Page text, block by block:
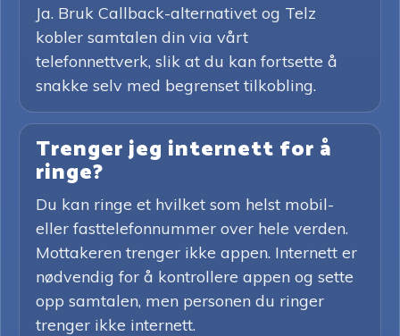
Ja. Bruk Callback-alternativet og Telz
kobler samtalen din via vårt
telefonnettverk, slik at du kan fortsette å
snakke selv med begrenset tilkobling.
Trenger jeg internett for å
ringe?
Du kan ringe et hvilket som helst mobil-
eller fasttelefonnummer over hele verden.
Mottakeren trenger ikke appen. Internett er
nødvendig for å kontrollere appen og sette
opp samtalen, men personen du ringer
trenger ikke internett.